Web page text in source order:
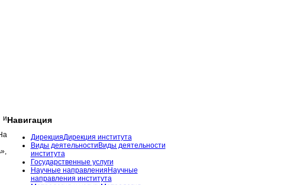
иНавигация
ДирекцияДирекция института
Виды деятельности Виды деятельности
института
Государственные услуги
Научные направления Научные
направления института